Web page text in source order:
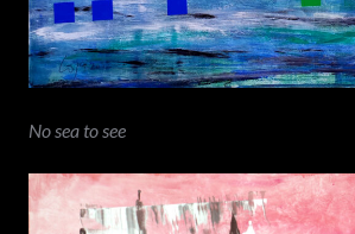
No sea to see